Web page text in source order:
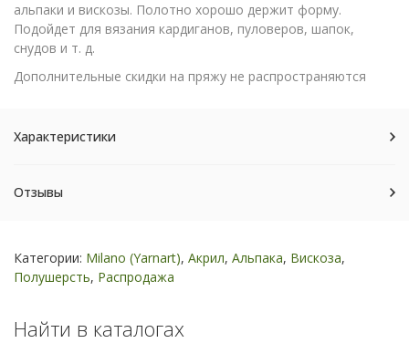
альпаки и вискозы. Полотно хорошо держит форму.
Подойдет для вязания кардиганов, пуловеров, шапок,
снудов и т. д.
Дополнительные скидки на пряжу не распространяются
Характеристики
Отзывы
Категории: Milano (Yarnart), Акрил, Альпака, Вискоза,
Полушерсть, Распродажа
Найти в каталогах